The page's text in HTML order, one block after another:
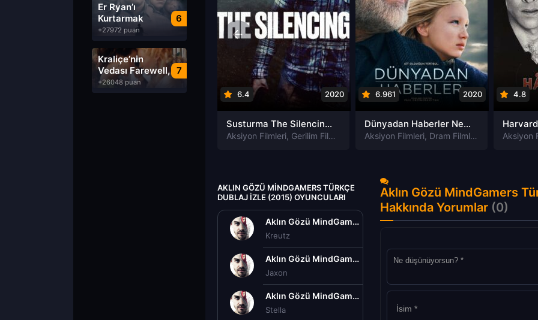
6
Er Ryan’ı
Kurtarmak
Saving Private
Ryan Türkçe
Dublaj izle
+27972 puan
7
Kraliçe’nin
Vedası Farewell,
My Queen izle
+26048 puan
6.4 2020
Susturma The Silencing izle
Aksiyon Filmleri, Gerilim Filmleri Gizem Filmleri,Suç Filmleri
6.961 2020
Dünyadan Haberler News of the World izle
Aksiyon Filmleri, Dram Filmleri Macera
4.8
Aksiyon
AKLIN GÖZÜ MINDGAMERS TÜRKÇE
DUBLAJ IZLE (2015) OYUNCULARI
Aklın Gözü MindGamers Türkçe Dublaj izle (2015)
Kreutz
Aklın Gözü MindGamers Türkçe Dublaj izle (2015)
Jaxon
Aklın Gözü MindGamers Türkçe Dublaj izle (2015)
Stella
Aklın Gözü MindGamers
Hakkında Yorumlar (0)